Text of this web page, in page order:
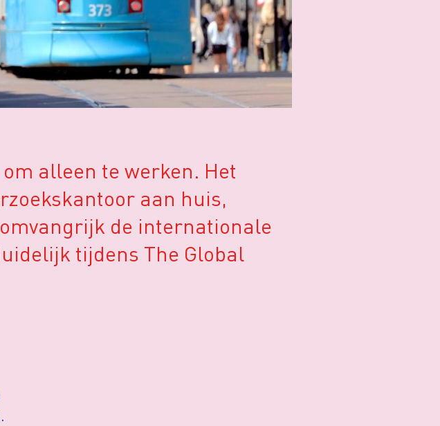
alleen te werken. Het
aan huis,
omvangrijk de internationale
tijdens The Global